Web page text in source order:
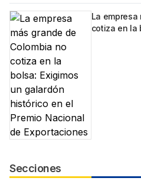
La empresa
cotiza en la
Secciones